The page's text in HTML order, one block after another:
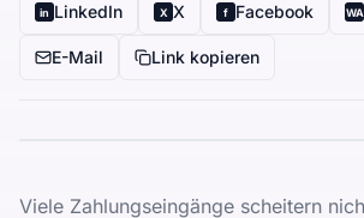
in LinkedIn X X f Facebook WA
E-Mail Link kopieren
Viele Zahlungseingänge scheitern